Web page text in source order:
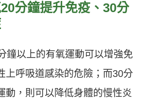
分鐘提升免疫、30分
鐘以上的有氧運動可以增強免
上呼吸道感染的危險；而30分
動，則可以降低身體的慢性炎